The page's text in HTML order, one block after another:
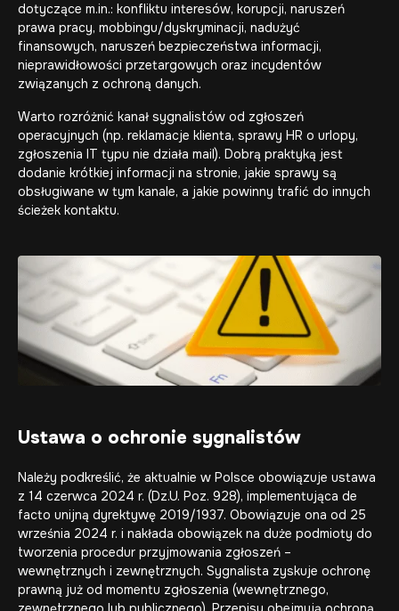
dotyczące m.in.: konfliktu interesów, korupcji, naruszeń
prawa pracy, mobbingu/dyskryminacji, nadużyć
finansowych, naruszeń bezpieczeństwa informacji,
nieprawidłowości przetargowych oraz incydentów
związanych z ochroną danych.
Warto rozróżnić kanał sygnalistów od zgłoszeń
operacyjnych (np. reklamacje klienta, sprawy HR o urlopy,
zgłoszenia IT typu nie działa mail). Dobrą praktyką jest
dodanie krótkiej informacji na stronie, jakie sprawy są
obsługiwane w tym kanale, a jakie powinny trafić do innych
ścieżek kontaktu.
Ustawa o ochronie sygnalistów
Należy podkreślić, że aktualnie w Polsce obowiązuje ustawa
z 14 czerwca 2024 r. (Dz.U. Poz. 928), implementująca de
facto unijną dyrektywę 2019/1937. Obowiązuje ona od 25
września 2024 r. i nakłada obowiązek na duże podmioty do
tworzenia procedur przyjmowania zgłoszeń –
wewnętrznych i zewnętrznych. Sygnalista zyskuje ochronę
prawną już od momentu zgłoszenia (wewnętrznego,